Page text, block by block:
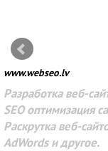
www.webseo.lv
Разработка веб-
SEO оптимизация
Раскрутка веб-
AdWords и другое.